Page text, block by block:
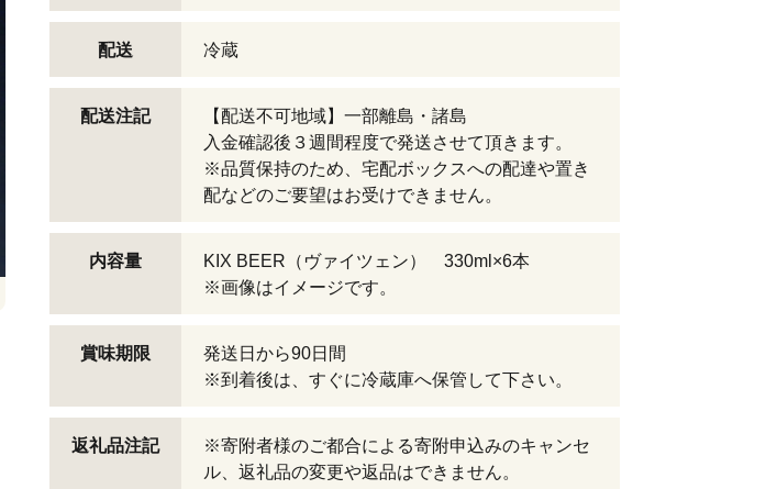
配送 冷蔵
配送注記
【配送不可地域】一部離島・諸島
入金確認後３週間程度で発送させて頂きます。
※品質保持のため、宅配ボックスへの配達や置き
配などのご要望はお受けできません。
内容量
KIX BEER（ヴァイツェン） 330ml×6本
※画像はイメージです。
賞味期限
発送日から90日間
※到着後は、すぐに冷蔵庫へ保管して下さい。
返礼品注記
※寄附者様のご都合による寄附申込みのキャンセ
ル、返礼品の変更や返品はできません。